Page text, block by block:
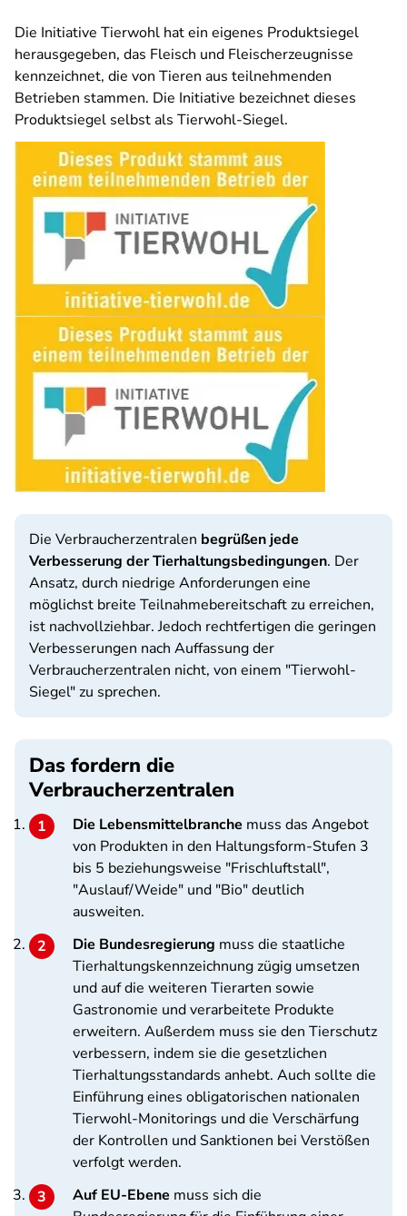
Die Initiative Tierwohl hat ein eigenes Produktsiegel
herausgegeben, das Fleisch und Fleischerzeugnisse
kennzeichnet, die von Tieren aus teilnehmenden
Betrieben stammen. Die Initiative bezeichnet dieses
Produktsiegel selbst als Tierwohl-Siegel.
Die Verbraucherzentralen begrüßen jede
Verbesserung der Tierhaltungsbedingungen. Der
Ansatz, durch niedrige Anforderungen eine
möglichst breite Teilnahmebereitschaft zu erreichen,
ist nachvollziehbar. Jedoch rechtfertigen die geringen
Verbesserungen nach Auffassung der
Verbraucherzentralen nicht, von einem "Tierwohl-
Siegel" zu sprechen.
Das fordern die
Verbraucherzentralen
Die Lebensmittelbranche muss das Angebot
von Produkten in den Haltungsform-Stufen 3
bis 5 beziehungsweise "Frischluftstall",
"Auslauf/Weide" und "Bio" deutlich
ausweiten.
Die Bundesregierung muss die staatliche
Tierhaltungskennzeichnung zügig umsetzen
und auf die weiteren Tierarten sowie
Gastronomie und verarbeitete Produkte
erweitern. Außerdem muss sie den Tierschutz
verbessern, indem sie die gesetzlichen
Tierhaltungsstandards anhebt. Auch sollte die
Einführung eines obligatorischen nationalen
Tierwohl-Monitorings und die Verschärfung
der Kontrollen und Sanktionen bei Verstößen
verfolgt werden.
Auf EU-Ebene muss sich die